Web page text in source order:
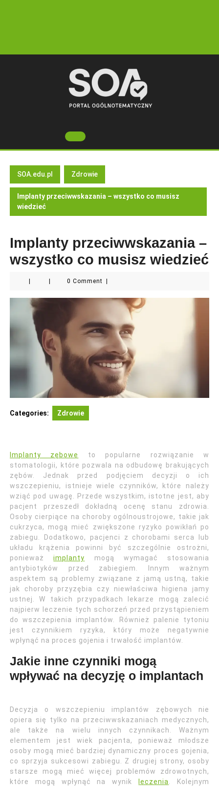
Open
Button
SOA.edu.pl Zdrowie
Implanty przeciwwskazania – wszystko co musisz
wiedzieć
Implanty przeciwwskazania –
wszystko co musisz wiedzieć
0 Comment
Categories: Zdrowie
Implanty zębowe
to popularne rozwiązanie w
stomatologii, które pozwala na odbudowę brakujących
zębów. Jednak przed podjęciem decyzji o ich
wszczepieniu, istnieje wiele czynników, które należy
wziąć pod uwagę. Przede wszystkim, istotne jest, aby
pacjent przeszedł dokładną ocenę stanu zdrowia.
Osoby cierpiące na choroby ogólnoustrojowe, takie jak
cukrzyca, mogą mieć zwiększone ryzyko powikłań po
zabiegu. Dodatkowo, pacjenci z chorobami serca lub
układu krążenia powinni być szczególnie ostrożni,
ponieważimplanty mogą wymagać stosowania
antybiotyków przed zabiegiem. Innym ważnym
aspektem są problemy związane z jamą ustną, takie
jak choroby przyzębia czy niewłaściwa higiena jamy
ustnej. W takich przypadkach lekarze mogą zalecić
najpierw leczenie tych schorzeń przed przystąpieniem
do wszczepienia implantów. Również palenie tytoniu
jest czynnikiem ryzyka, który może negatywnie
wpłynąć na proces gojenia i trwałość implantów.
Jakie inne czynniki mogą
wpływać na decyzję o implantach
Decyzja o wszczepieniu implantów zębowych nie
opiera się tylko na przeciwwskazaniach medycznych,
ale także na wielu innych czynnikach. Ważnym
elementem jest wiek pacjenta, ponieważ młodsze
osoby mogą mieć bardziej dynamiczny proces gojenia,
co sprzyja sukcesowi zabiegu. Z drugiej strony, osoby
starsze mogą mieć więcej problemów zdrowotnych,
które mogą wpłynąć na wynik
leczenia
. Kolejnym